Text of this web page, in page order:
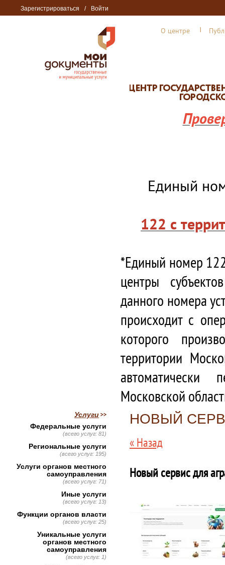
Зарегистрироваться / Войти
О центре
Единый
122 с
*Единый номер
центры
данного номера
происходит с
которого
территории
автоматически
Московской
НОВЫЙ
« Назад
Новый сервис для
Услуги
Федеральные услуги
(всего услуг: 81)
Региональные услуги
(всего услуг: 195)
Услуги органов местного
самоуправления
(всего услуг: 71)
Иные услуги
(всего услуг: 13)
Функции органов власти
(всего услуг: 25)
Уникальные услуги
органов местного
самоуправления
(всего услуг: 1)